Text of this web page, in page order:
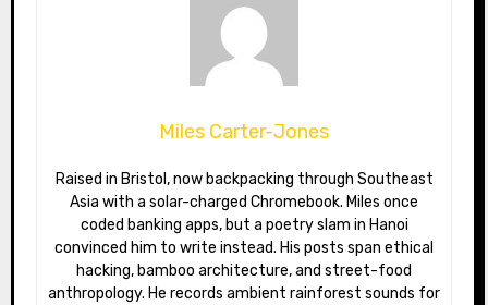
Miles Carter-Jones
Raised in Bristol, now backpacking through Southeast
Asia with a solar-charged Chromebook. Miles once
coded banking apps, but a poetry slam in Hanoi
convinced him to write instead. His posts span ethical
hacking, bamboo architecture, and street-food
anthropology. He records ambient rainforest sounds for